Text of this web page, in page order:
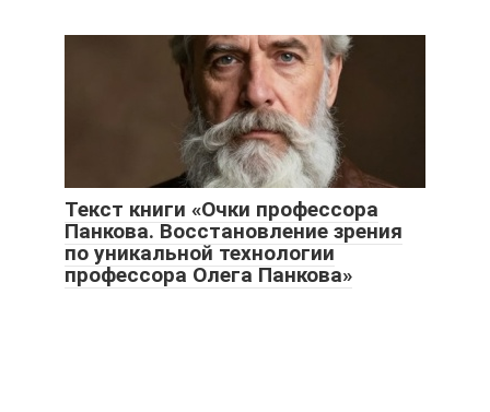
Текст книги «Очки профессора
Панкова. Восстановление зрения
по уникальной технологии
профессора Олега Панкова»